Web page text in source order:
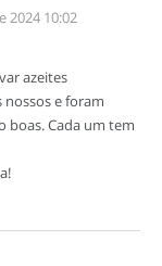
2024 10:02
azeites
e foram
boas. Cada um tem